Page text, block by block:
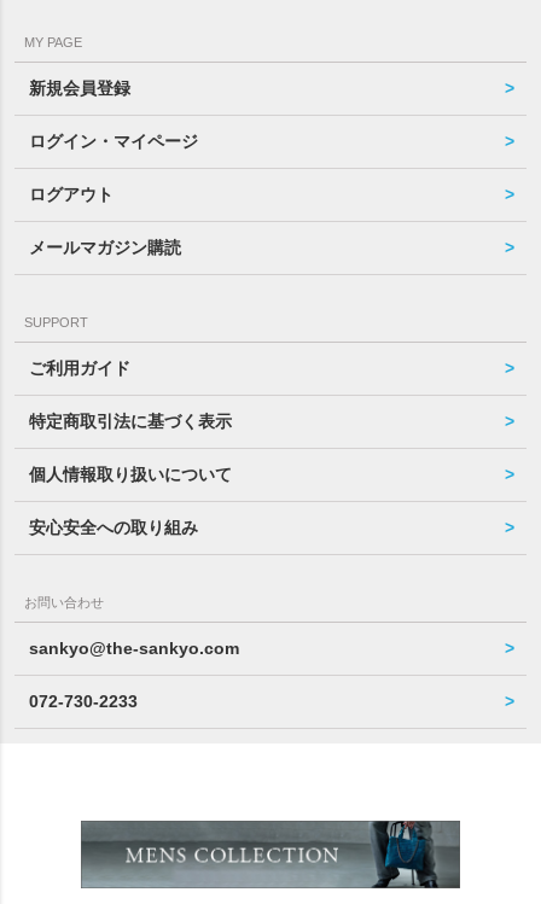
MY PAGE
新規会員登録
ログイン・マイページ
ログアウト
メールマガジン購読
SUPPORT
ご利用ガイド
特定商取引法に基づく表示
個人情報取り扱いについて
安心安全への取り組み
お問い合わせ
sankyo@the-sankyo.com
072-730-2233